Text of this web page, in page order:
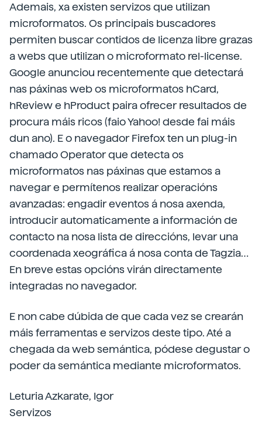
Ademais, xa existen servizos que utilizan
microformatos. Os principais buscadores
permiten buscar contidos de licenza libre grazas
a webs que utilizan o microformato rel-license.
Google anunciou recentemente que detectará
nas páxinas web os microformatos hCard,
hReview e hProduct paira ofrecer resultados de
procura máis ricos (faio Yahoo! desde fai máis
dun ano). E o navegador Firefox ten un plug-in
chamado Operator que detecta os
microformatos nas páxinas que estamos a
navegar e permítenos realizar operacións
avanzadas: engadir eventos á nosa axenda,
introducir automaticamente a información de
contacto na nosa lista de direccións, levar una
coordenada xeográfica á nosa conta de Tagzia…
En breve estas opcións virán directamente
integradas no navegador.
E non cabe dúbida de que cada vez se crearán
máis ferramentas e servizos deste tipo. Até a
chegada da web semántica, pódese degustar o
poder da semántica mediante microformatos.
Leturia Azkarate, Igor
Servizos